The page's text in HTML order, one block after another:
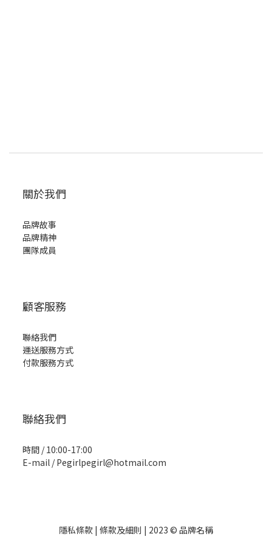
關於我們
品牌故事
品牌精神
團隊成員
顧客服務
聯絡我們
運送服務方式
付款服務方式
聯絡我們
時間 / 10:00-17:00
E-mail / Pegirlpegirl@hotmail.com
隱私條款 | 條款及細則 | 2023 © 品牌名稱